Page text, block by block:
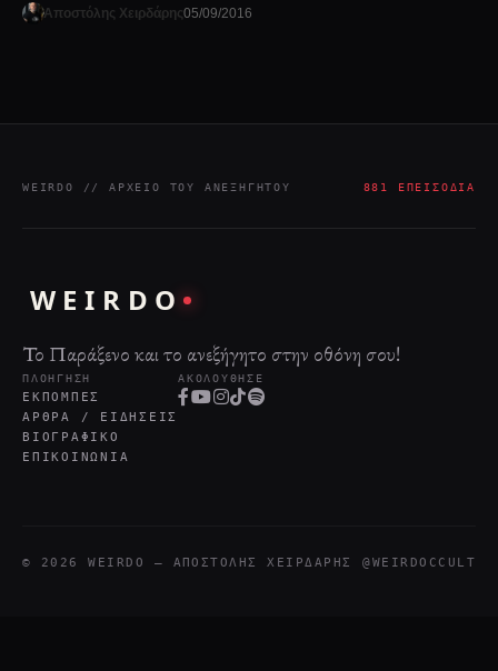
Αποστόλης Χειρδάρης05/09/2016
WEIRDO // ΑΡΧΕΊΟ ΤΟΥ ΑΝΕΞΉΓΗΤΟΥ 881 ΕΠΕΙΣΌΔΙΑ
WEIRDO
Το Παράξενο και το ανεξήγητο στην οθόνη σου!
ΠΛΟΉΓΗΣΗ
ΕΚΠΟΜΠΈΣ
ΆΡΘΡΑ / ΕΙΔΉΣΕΙΣ
ΒΙΟΓΡΑΦΙΚΌ
ΕΠΙΚΟΙΝΩΝΊΑ
ΑΚΟΛΟΎΘΗΣΕ
© 2026 WEIRDO — ΑΠΟΣΤΌΛΗΣ ΧΕΙΡΔΆΡΗΣ @WEIRDOCCULT